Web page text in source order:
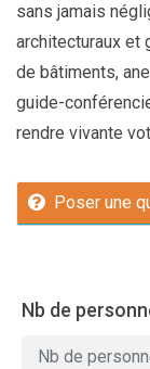
sans jamais
architecturaux et
de bâtiments,
guide-
rendre vivante
Poser une
Nb de